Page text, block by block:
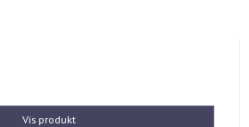
Vis produkt